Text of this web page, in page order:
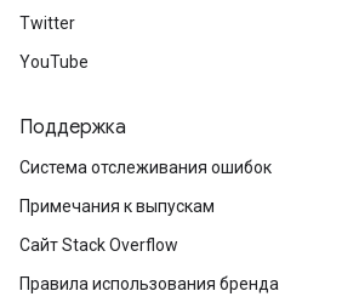
Twitter
YouTube
Поддержка
Система отслеживания ошибок
Примечания к выпускам
Сайт Stack Overflow
Правила использования бренда